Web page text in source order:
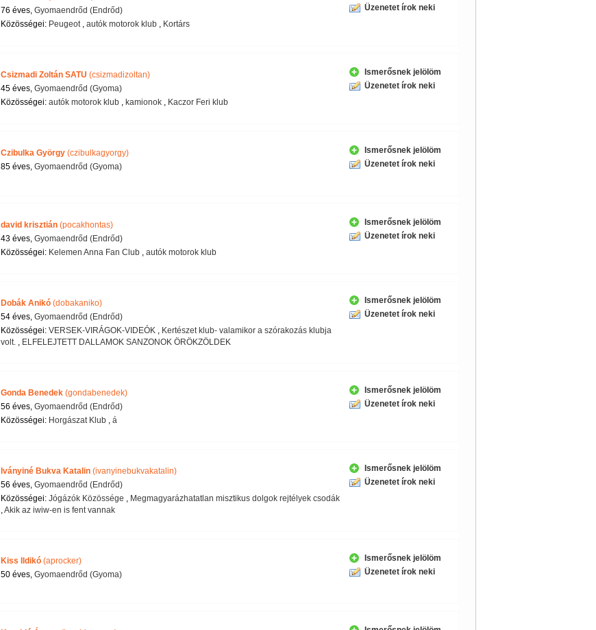
76 éves, Gyomaendrőd (Endrőd)
Közösségei: Peugeot, autók motorok klub, Kortárs
Üzenetet írok neki
Csizmadi Zoltán SATU (csizmadizoltan)
45 éves, Gyomaendrőd (Gyoma)
Közösségei: autók motorok klub, kamionok, Kaczor Feri klub
Ismerősnek jelölöm
Üzenetet írok neki
Czibulka György(czibulkagyorgy)
85 éves, Gyomaendrőd (Gyoma)
Ismerősnek jelölöm
Üzenetet írok neki
david krisztián(pocakhontas)
43 éves, Gyomaendrőd (Endrőd)
Közösségei: Kelemen Anna Fan Club, autók motorok klub
Ismerősnek jelölöm
Üzenetet írok neki
Dobák Anikó(dobakaniko)
54 éves, Gyomaendrőd (Endrőd)
Közösségei: VERSEK-VIRÁGOK-VIDEÓK, Kertészet klub- valamikor a szórakozás klubja
volt., ELFELEJTETT DALLAMOK SANZONOK ÖRÖKZÖLDEK
Ismerősnek jelölöm
Üzenetet írok neki
Gonda Benedek(gondabenedek)
56 éves, Gyomaendrőd (Endrőd)
Közösségei: Horgászat Klub, á
Ismerősnek jelölöm
Üzenetet írok neki
Iványiné Bukva Katalin(ivanyinebukvakatalin)
56 éves, Gyomaendrőd (Endrőd)
Közösségei: Jógázók Közössége , Megmagyarázhatatlan misztikus dolgok rejtélyek csodák
,Akik az iwiw-en is fent vannak
Ismerősnek jelölöm
Üzenetet írok neki
Kiss Ildikó(aprocker)
50 éves, Gyomaendrőd (Gyoma)
Ismerősnek jelölöm
Üzenetet írok neki